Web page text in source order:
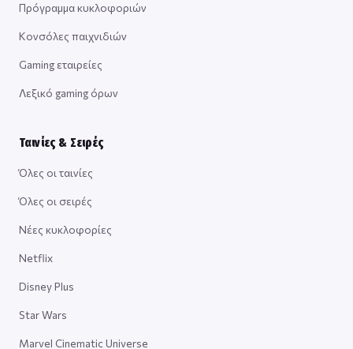
Πρόγραμμα κυκλοφοριών
Κονσόλες παιχνιδιών
Gaming εταιρείες
Λεξικό gaming όρων
Ταινίες & Σειρές
Όλες οι ταινίες
Όλες οι σειρές
Νέες κυκλοφορίες
Netflix
Disney Plus
Star Wars
Marvel Cinematic Universe